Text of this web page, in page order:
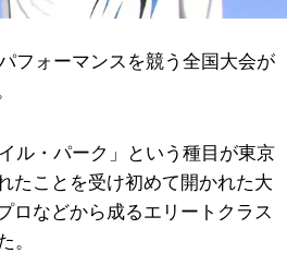
フォーマンスを競う全国大会が
ル・パーク」という種目が東京
たことを受け初めて開かれた大
ロなどから成るエリートクラス
。